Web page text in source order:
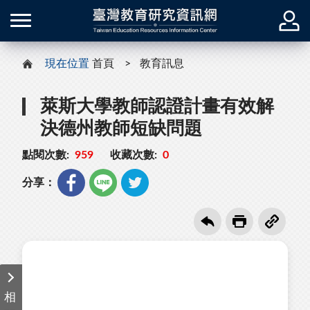
現在位置 首頁 教育訊息
萊斯大學教師認證計畫有效解
決德州教師短缺問題
點閱次數: 959 收藏次數: 0
分享：
相